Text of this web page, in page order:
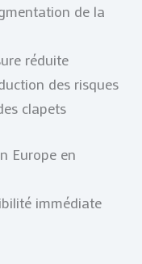
de la
réduite
des risques
clapets
Europe en
immédiate